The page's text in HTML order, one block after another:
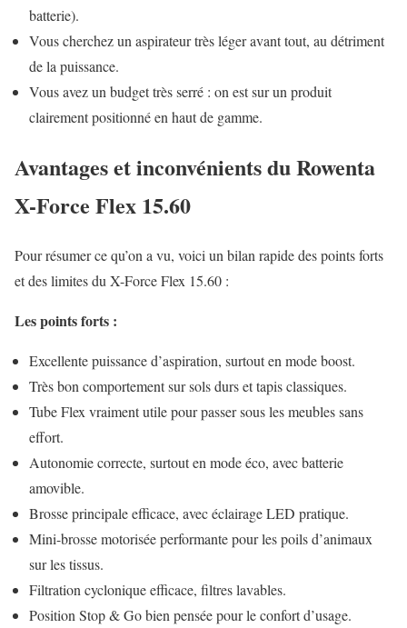
batterie).
Vous cherchez un aspirateur très léger avant tout, au détriment
de la puissance.
Vous avez un budget très serré : on est sur un produit
clairement positionné en haut de gamme.
Avantages et inconvénients du Rowenta
X-Force Flex 15.60
Pour résumer ce qu’on a vu, voici un bilan rapide des points forts
et des limites du X-Force Flex 15.60 :
Les points forts :
Excellente puissance d’aspiration, surtout en mode boost.
Très bon comportement sur sols durs et tapis classiques.
Tube Flex vraiment utile pour passer sous les meubles sans
effort.
Autonomie correcte, surtout en mode éco, avec batterie
amovible.
Brosse principale efficace, avec éclairage LED pratique.
Mini-brosse motorisée performante pour les poils d’animaux
sur les tissus.
Filtration cyclonique efficace, filtres lavables.
Position Stop & Go bien pensée pour le confort d’usage.